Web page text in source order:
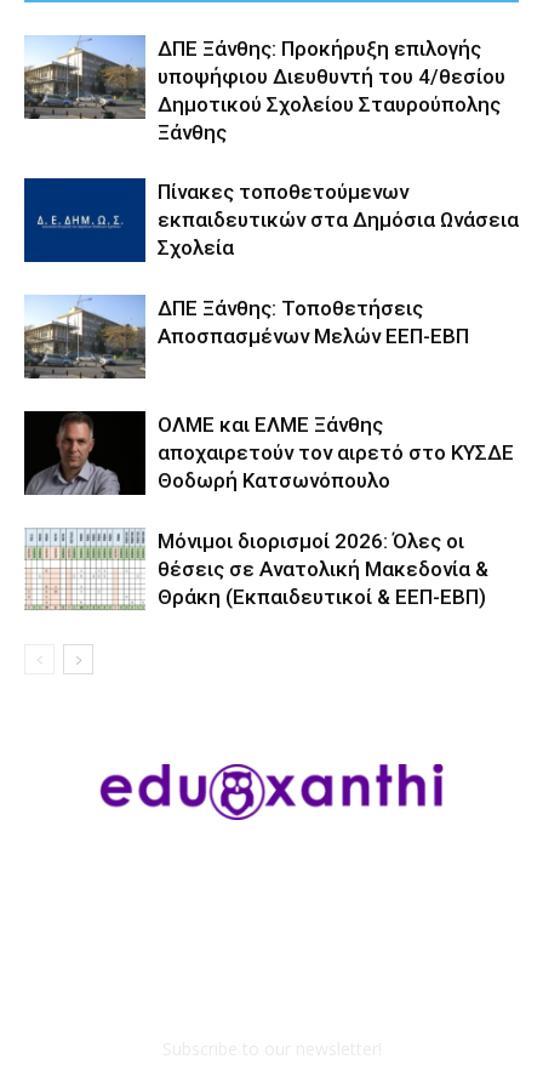
ΔΠΕ Ξάνθης: Προκήρυξη επιλογής
υποψήφιου Διευθυντή του 4/θεσίου
Δημοτικού Σχολείου Σταυρούπολης
Ξάνθης
Πίνακες τοποθετούμενων
εκπαιδευτικών στα Δημόσια Ωνάσεια
Σχολεία
ΔΠΕ Ξάνθης: Τοποθετήσεις
Αποσπασμένων Μελών ΕΕΠ-ΕΒΠ
ΟΛΜΕ και ΕΛΜΕ Ξάνθης
αποχαιρετούν τον αιρετό στο ΚΥΣΔΕ
Θοδωρή Κατσωνόπουλο
Μόνιμοι διορισμοί 2026: Όλες οι
θέσεις σε Ανατολική Μακεδονία &
Θράκη (Εκπαιδευτικοί & ΕΕΠ-ΕΒΠ)